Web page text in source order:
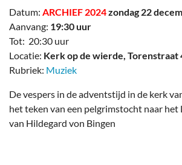
Datum: ARCHIEF 2024zondag 22
Aanvang: 19:30 uur
Tot: 20:30 uur
Locatie: Kerk op de wierde, Torenstraat
Rubriek: Muziek
De vespers in de adventstijd in de kerk
het teken van een pelgrimstocht naar het
van Hildegard von Bingen